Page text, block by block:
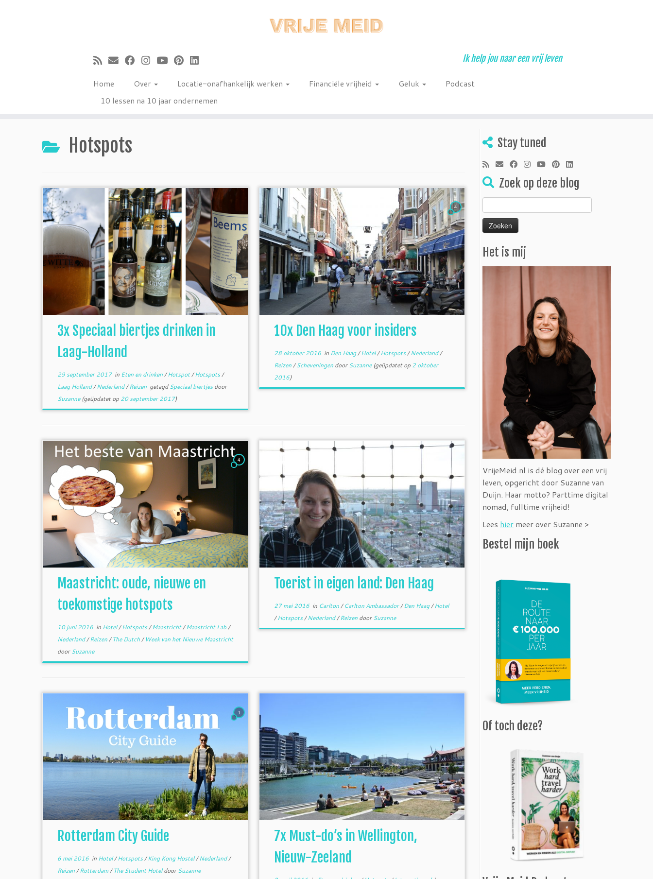
Ik help jou naar een vrij leven
Home Over Locatie-onafhankelijk werken Financiële vrijheid Geluk
Podcast
10 lessen na 10 jaar ondernemen
Hotspots
3x Speciaal biertjes drinken in
Laag-Holland
29 september 2017in Eten en drinken/Hotspot/Hotspots/
Laag Holland/Nederland/Reizen getagdSpeciaal biertjesdoor
Suzanne(geüpdatet op 20 september 2017)
4
10x Den Haag voor insiders
28 oktober 2016in Den Haag/Hotel/Hotspots/Nederland/
Reizen/Scheveningen doorSuzanne(geüpdatet op 2 oktober
2016)
4
Maastricht: oude, nieuwe en
toekomstige hotspots
10 juni 2016in Hotel/Hotspots/Maastricht/Maastricht Lab/
Nederland/Reizen/The Dutch/ Week van het Nieuwe Maastricht
doorSuzanne
Toerist in eigen land: Den Haag
27 mei 2016in Carlton/Carlton Ambassador/Den Haag/Hotel
/Hotspots/Nederland/Reizen doorSuzanne
1
Rotterdam City Guide
6 mei 2016in Hotel/Hotspots/King Kong Hostel/Nederland/
Reizen/Rotterdam/The Student HoteldoorSuzanne
7x Must-do’s in Wellington,
Nieuw-Zeeland
Stay tuned
Zoek op deze blog
Zoeken
naar:
Het is mij
VrijeMeid.nl is dé blog over een vrij
leven, opgericht door Suzanne van
Duijn. Haar motto? Parttime digital
nomad, fulltime vrijheid!
Lees hier meer over Suzanne >
Bestel mijn boek
Of toch deze?